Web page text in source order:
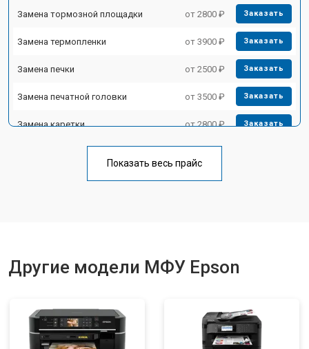
Замена тормозной площадки от 2800 ₽ Заказать
Замена термопленки от 3900 ₽ Заказать
Замена печки от 2500 ₽ Заказать
Замена печатной головки от 3500 ₽ Заказать
Замена каретки от 2800 ₽ Заказать
Замена блока питания от 2500 ₽
Показать весь прайс
Другие модели МФУ Epson